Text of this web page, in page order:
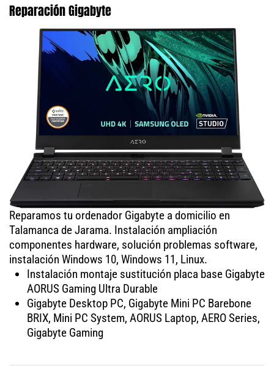
Reparación Gigabyte
Reparamos tu ordenador Gigabyte a domicilio en
Talamanca de Jarama. Instalación ampliación
componentes hardware, solución problemas software,
instalación Windows 10, Windows 11, Linux.
Instalación montaje sustitución placa base Gigabyte
AORUS Gaming Ultra Durable
Gigabyte Desktop PC, Gigabyte Mini PC Barebone
BRIX, Mini PC System, AORUS Laptop, AERO Series,
Gigabyte Gaming